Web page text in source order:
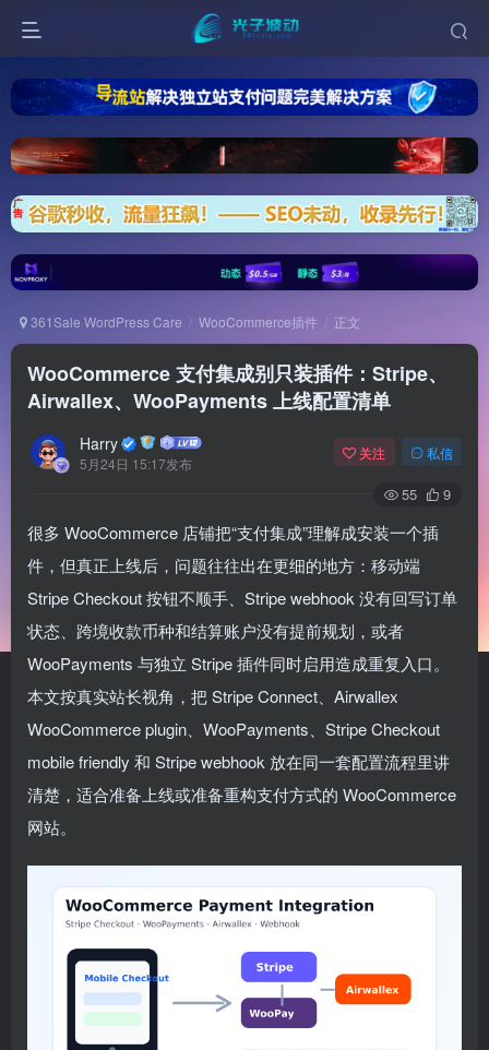
361Sale WordPress Care WooCommerce插件 正文
WooCommerce 支付集成别只装插件：Stripe、
Airwallex、WooPayments 上线配置清单
Harry
5月24日 15:17发布
关注 私信
55 9
很多 WooCommerce 店铺把“支付集成”理解成安装一个插
件，但真正上线后，问题往往出在更细的地方：移动端
Stripe Checkout 按钮不顺手、Stripe webhook 没有回写订单
状态、跨境收款币种和结算账户没有提前规划，或者
WooPayments 与独立 Stripe 插件同时启用造成重复入口。
本文按真实站长视角，把 Stripe Connect、Airwallex
WooCommerce plugin、WooPayments、Stripe Checkout
mobile friendly 和 Stripe webhook 放在同一套配置流程里讲
清楚，适合准备上线或准备重构支付方式的 WooCommerce
网站。